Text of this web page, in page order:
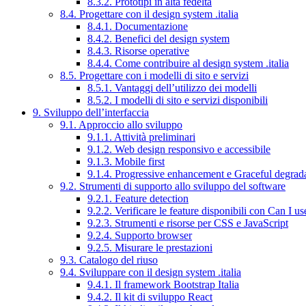
8.4. Progettare con il design system .italia
8.4.1. Documentazione
8.4.2. Benefici del design system
8.4.3. Risorse operative
8.4.4. Come contribuire al design system .italia
8.5. Progettare con i modelli di sito e servizi
8.5.1. Vantaggi dell’utilizzo dei modelli
8.5.2. I modelli di sito e servizi disponibili
9. Sviluppo dell’interfaccia
9.1. Approccio allo sviluppo
9.1.1. Attività preliminari
9.1.2. Web design responsivo e accessibile
9.1.3. Mobile first
9.1.4. Progressive enhancement e Graceful
9.2. Strumenti di supporto allo sviluppo del software
9.2.1. Feature detection
9.2.2. Verificare le feature disponibili con Can I
9.2.3. Strumenti e risorse per CSS e JavaScript
9.2.4. Supporto browser
9.2.5. Misurare le prestazioni
9.3. Catalogo del riuso
9.4. Sviluppare con il design system .italia
9.4.1. Il framework Bootstrap Italia
9.4.2. Il kit di sviluppo React